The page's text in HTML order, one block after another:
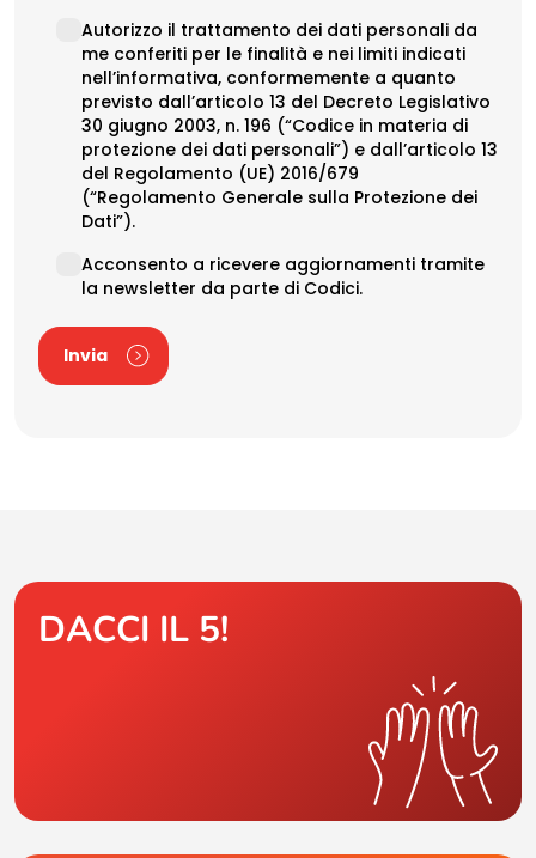
Data
Procesing
Autorizzo il trattamento dei dati personali da
me conferiti per le finalità e nei limiti indicati
nell’informativa, conformemente a quanto
previsto dall’articolo 13 del Decreto Legislativo
30 giugno 2003, n. 196 (“Codice in materia di
protezione dei dati personali”) e dall’articolo 13
del Regolamento (UE) 2016/679
(“Regolamento Generale sulla Protezione dei
Dati”).
Newsletter
Acconsento a ricevere aggiornamenti tramite
la newsletter da parte di Codici.
Invia
DACCI IL 5!